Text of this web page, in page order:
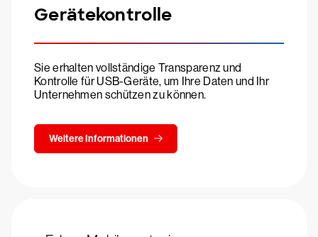
Gerätekontrolle
Sie erhalten vollständige Transparenz und
Kontrolle für USB-Geräte, um Ihre Daten und Ihr
Unternehmen schützen zu können.
Weitere Informationen